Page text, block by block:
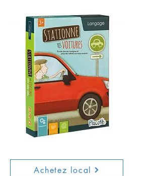
Achetez local